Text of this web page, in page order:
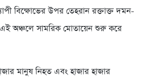
বিক্ষোভের উপর তেহরান রক্তাক্ত দমন-
এই অঞ্চলে সামরিক মোতায়েন শুরু করে
মানুষ নিহত এবং হাজার হাজার